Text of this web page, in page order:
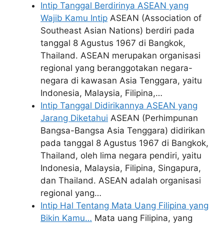
Intip Tanggal Berdirinya ASEAN yang
Wajib Kamu Intip ASEAN (Association of
Southeast Asian Nations) berdiri pada
tanggal 8 Agustus 1967 di Bangkok,
Thailand. ASEAN merupakan organisasi
regional yang beranggotakan negara-
negara di kawasan Asia Tenggara, yaitu
Indonesia, Malaysia, Filipina,…
Intip Tanggal Didirikannya ASEAN yang
Jarang Diketahui ASEAN (Perhimpunan
Bangsa-Bangsa Asia Tenggara) didirikan
pada tanggal 8 Agustus 1967 di Bangkok,
Thailand, oleh lima negara pendiri, yaitu
Indonesia, Malaysia, Filipina, Singapura,
dan Thailand. ASEAN adalah organisasi
regional yang…
Intip Hal Tentang Mata Uang Filipina yang
Bikin Kamu… Mata uang Filipina, yang